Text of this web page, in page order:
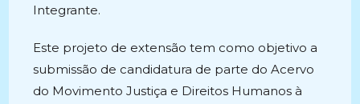
Integrante.
Este projeto de extensão tem como objetivo a
submissão de candidatura de parte do Acervo
do Movimento Justiça e Direitos Humanos à